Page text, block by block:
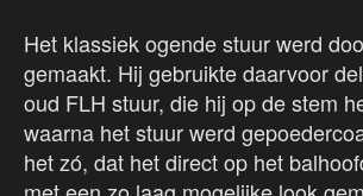
Het klassiek ogende stuur werd
gemaakt. Hij gebruikte daarvoor
oud FLH stuur, die hij op de stem
waarna het stuur werd
het zó, dat het direct op het